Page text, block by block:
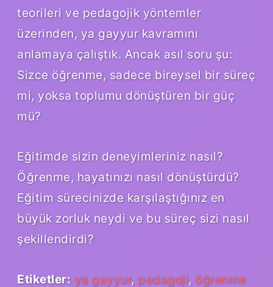
teorileri ve pedagojik yöntemler
üzerinden, ya gayyur kavramını
anlamaya çalıştık. Ancak asıl soru şu:
Sizce öğrenme, sadece bireysel bir süreç
mi, yoksa toplumu dönüştüren bir güç
mü?
Eğitimde sizin deneyimleriniz nasıl?
Öğrenme, hayatınızı nasıl dönüştürdü?
Eğitim sürecinizde karşılaştığınız en
büyük zorluk neydi ve bu süreç sizi nasıl
şekillendirdi?
Etiketler: ya gayyur, pedagoji, öğrenme